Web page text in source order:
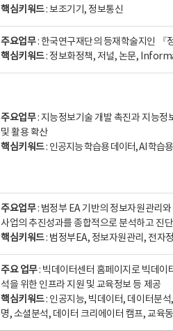
핵심키워드: 보조기기, 정보통신
주요업무: 한국연구재단의 등재학술지인 『
핵심키워드: 정보화정책, 저널, 논문,
주요업무: 지능정보기술 개발 촉진과 지능정
및 활용 확산
핵심키워드: 인공지능 학습용 데이터, AI 학습
주요업무: 범정부 EA 기반의 정보자원관리
사업의 추진성과를 종합적으로 분석하고 진
핵심키워드: 범정부EA, 정보자원관리, 전자
주요 업무: 빅데이터센터 홈페이지로 빅데이
석을 위한 인프라 지원 및 교육정보 등 제공
핵심키워드: 인공지능, 빅데이터, 데이터분
명, 소셜분석, 데이터 크리에이터 캠프, 교육